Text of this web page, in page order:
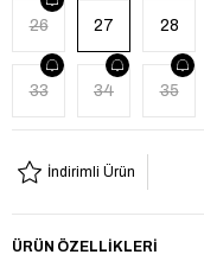
26 27 28
33 34 35
İndirimli Ürün
ÜRÜN ÖZELLIKLERI